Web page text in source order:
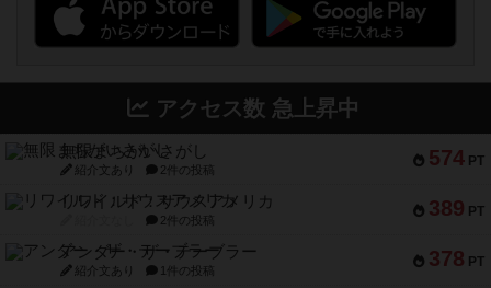
アクセス数 急上昇中
574 PT
無限まちがいさがし
紹介文あり 2件の投稿
389 PT
リワイルド：サウスアメリカ
2件の投稿
378 PT
アンダー・ザ・テーブラー
紹介文あり 1件の投稿